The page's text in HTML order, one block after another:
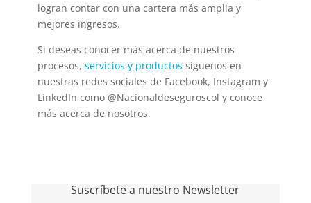
logran contar con una cartera más amplia y
mejores ingresos.
Si deseas conocer más acerca de nuestros
procesos, servicios y productos síguenos en
nuestras redes sociales de Facebook, Instagram y
LinkedIn como @Nacionaldeseguroscol y conoce
más acerca de nosotros.
Suscríbete a nuestro Newsletter